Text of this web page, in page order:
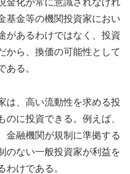
金化が常に意識されなけれ
基金等の機関投資家におい
があるわけではなく、投資
から、換価の可能性として
ある。
は、高い流動性を求める投
に投資できる。例えば、
金融機関が規制に準拠する
のない一般投資家が利益を
わけである。